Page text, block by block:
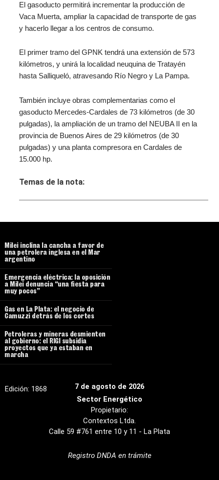
El gasoducto permitirá incrementar la producción de
Vaca Muerta, ampliar la capacidad de transporte de gas
y hacerlo llegar a los centros de consumo.
El primer tramo del GPNK tendrá una extensión de 573
kilómetros, y unirá la localidad neuquina de Tratayén
hasta Salliqueló, atravesando Río Negro y La Pampa.
También incluye obras complementarias como el
gasoducto Mercedes-Cardales de 73 kilómetros (de 30
pulgadas), la ampliación de un tramo del NEUBA II en la
provincia de Buenos Aires de 29 kilómetros (de 30
pulgadas) y una planta compresora en Cardales de
15.000 hp.
Temas de la nota:
7 de agosto de 2026
Edición: 1868
Sector Energético
Propietario:
Contextos Ltda.
Calle 59 #761 entre 10 y 11 - La Plata
Registro DNDA en trámite
Milei inclina la cancha a favor de
una petrolera inglesa en el Mar
argentino
Emergencia eléctrica: la oposición
a Milei denuncia “una fiesta para
muy pocos”
Gas en La Plata: el negocio de
Camuzzi detrás de los cortes
Petroleras y mineras desmienten
al gobierno: el RIGI subsidia
proyectos que ya estaban en
marcha